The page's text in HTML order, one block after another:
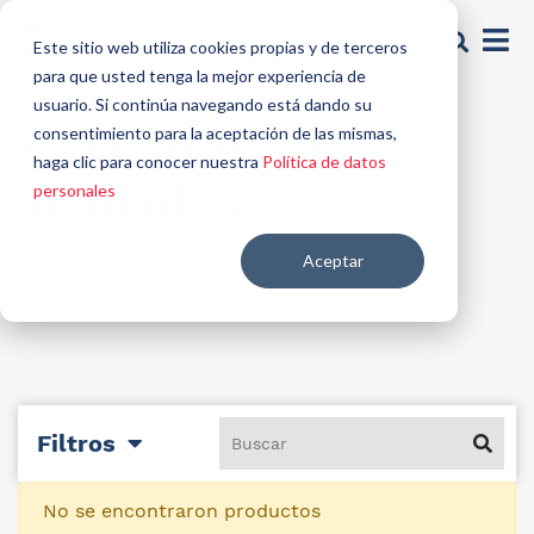
Este sitio web utiliza cookies propias y de terceros
para que usted tenga la mejor experiencia de
usuario. Si continúa navegando está dando su
consentimiento para la aceptación de las mismas,
haga clic para conocer nuestra Política de datos
personales
Aceptar
Auxiliares de
acabados
Filtros
No se encontraron productos